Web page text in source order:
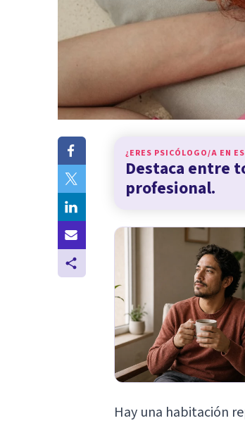
¿ERES PSICÓLOGO/A EN
Destaca entre
profesional.
Hay una habitación